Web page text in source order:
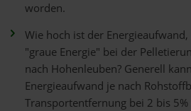
worden.
Wie hoch ist der
"graue Energie" bei der
nach Hohenleuben? Generell
Energieaufwand je nach
Transportentfernung bei 2 bis